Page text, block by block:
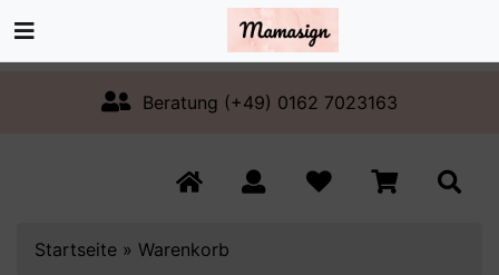
Beratung (+49) 0162 7023163
Startseite » Warenkorb